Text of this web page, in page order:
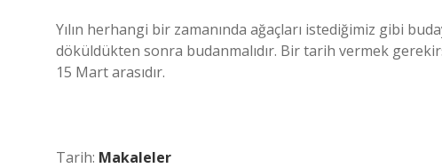
Yılın herhangi bir zamanında ağaçları istediğimiz gibi
döküldükten sonra budanmalıdır. Bir tarih vermek
15 Mart arasıdır.
Tarih: Makaleler